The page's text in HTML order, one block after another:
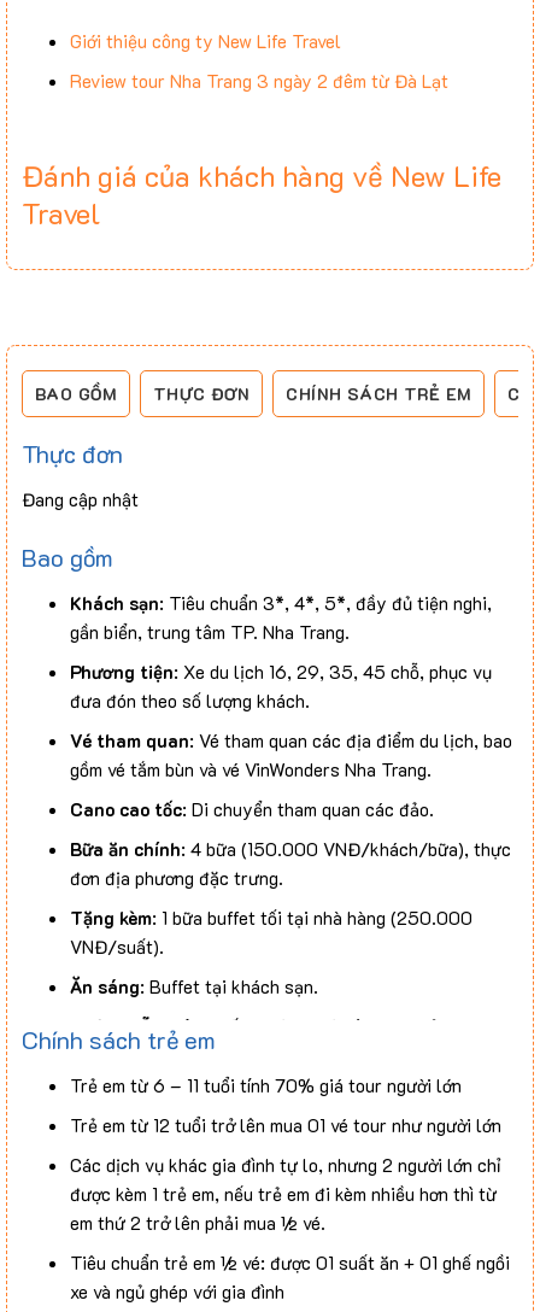
Giới thiệu công ty New Life Travel
Review tour Nha Trang 3 ngày 2 đêm từ Đà Lạt
Đánh giá của khách hàng về New Life
Travel
BAO GỒM THỰC ĐƠN CHÍNH SÁCH TRẺ EM
Thực đơn
Đang cập nhật
Bao gồm
Khách sạn: Tiêu chuẩn 3*, 4*, 5*, đầy đủ tiện nghi,
gần biển, trung tâm TP. Nha Trang.
Phương tiện: Xe du lịch 16, 29, 35, 45 chỗ, phục vụ
đưa đón theo số lượng khách.
Vé tham quan: Vé tham quan các địa điểm du lịch, bao
gồm vé tắm bùn và vé VinWonders Nha Trang.
Cano cao tốc: Di chuyển tham quan các đảo.
Bữa ăn chính: 4 bữa (150.000 VNĐ/khách/bữa), thực
đơn địa phương đặc trưng.
Tặng kèm: 1 bữa buffet tối tại nhà hàng (250.000
VNĐ/suất).
Ăn sáng: Buffet tại khách sạn.
Hướng dẫn viên
: Tiếng Việt, nhiệt tình, vui vẻ.
Không bao gồm
Các chi phí phát sinh ngoài chương trình.
Thuế VAT 8 %
Tiền Tip cho tài xế và Hướng dẫn viên địa phương (
Không bắt buộc)
Chính sách trẻ em
Trẻ em từ 6 – 11 tuổi tính 70% giá tour người lớn
Trẻ em từ 12 tuổi trở lên mua 01 vé tour như người lớn
Các dịch vụ khác gia đình tự lo, nhưng 2 người lớn chỉ
được kèm 1 trẻ em, nếu trẻ em đi kèm nhiều hơn thì từ
em thứ 2 trở lên phải mua ½ vé.
Tiêu chuẩn trẻ em ½ vé: được 01 suất ăn + 01 ghế ngồi
xe và ngủ ghép với gia đình